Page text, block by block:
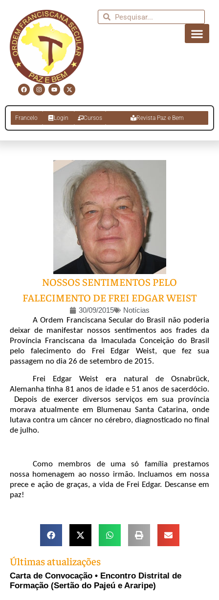
Francelo Login Cursos Revista Paz e Bem
NOSSOS SENTIMENTOS PELO
FALECIMENTO DE FREI EDGAR WEIST
30/09/2015
Notícias
A Ordem Franciscana Secular do Brasil não poderia
deixar de manifestar nossos sentimentos aos frades da
Província Franciscana da Imaculada Conceição do Brasil
pelo falecimento do Frei Edgar Weist, que fez sua
passagem no dia 26 de setembro de 2015.
Frei Edgar Weist era natural de Osnabrück,
Alemanha tinha 81 anos de idade e 51 anos de sacerdócio.
Depois de exercer diversos serviços em sua província
morava atualmente em Blumenau Santa Catarina, onde
lutava contra um câncer no cérebro, diagnosticado no final
de julho.
Como membros de uma só família prestamos
nossa homenagem ao nosso irmão. Incluamos em nossa
prece e ação de graças, a vida de Frei Edgar. Descanse em
paz!
Últimas atualizações
Carta de Convocação • Encontro Distrital de
Formação (Sertão do Pajeú e Araripe)